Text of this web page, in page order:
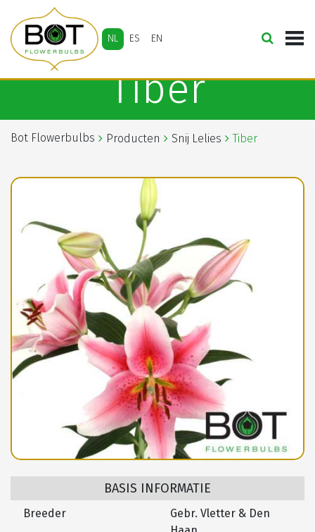
NL ES EN
Tiber
Bot Flowerbulbs Producten Snij Lelies Tiber
BASIS INFORMATIE
Breeder
Gebr. Vletter & Den